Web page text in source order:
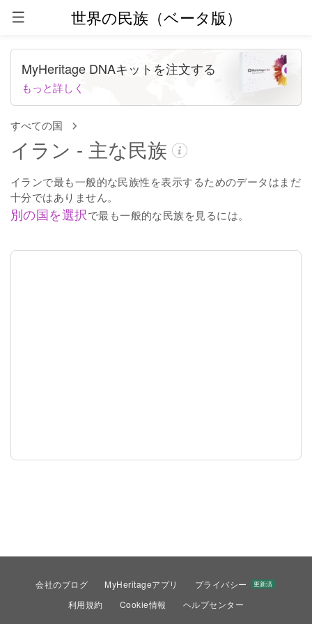
世界の民族（ベータ版）
すべての国
イラン - 主な民族
イランで最も一般的な民族性を表示するためのデータはまだ
十分ではありません。
別の国を選択で最も一般的な民族を見るには。
MyHeritage DNAキットを注文する
もっと詳しく
会社のブログ MyHeritageアプリ プライバシー 更新済
利用規約 Cookie情報 ヘルプセンター